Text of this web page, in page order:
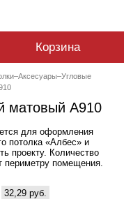
Корзина
–Аксесуары–Угловые
матовый А910
для оформления
потолка «Албес» и
проекту. Количество
периметру помещения.
32,29 руб.